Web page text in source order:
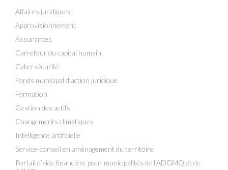
Affaires juridiques
Approvisionnement
Assurances
Carrefour du capital humain
Cybersécurité
Fonds municipal d’action juridique
Formation
Gestion des actifs
Changements climatiques
Intelligence artificielle
Service-conseil en aménagement du territoire
Portail d’aide financière pour municipalités de l’ADGMQ et de